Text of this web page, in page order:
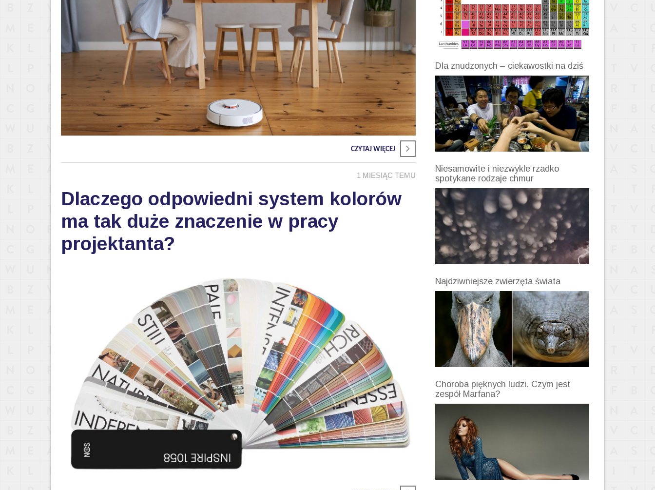
CZYTAJ WIĘCEJ
1 MIESIĄC TEMU
Dlaczego odpowiedni system kolorów
ma tak duże znaczenie w pracy
projektanta?
Dla znudzonych – ciekawostki na dziś
Niesamowite i niezwykle rzadko
spotykane rodzaje chmur
Najdziwniejsze zwierzęta świata
Choroba pięknych ludzi. Czym jest
zespół Marfana?